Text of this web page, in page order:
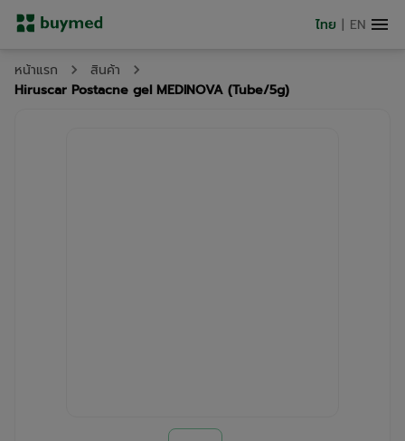
ไทย | EN
หน้าแรก
สินค้า
Hiruscar Postacne gel MEDINOVA (Tube/5g)